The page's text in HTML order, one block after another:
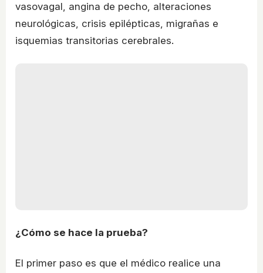
vasovagal, angina de pecho, alteraciones
neurológicas, crisis epilépticas, migrañas e
isquemias transitorias cerebrales.
¿Cómo se hace la prueba?
El primer paso es que el médico realice una